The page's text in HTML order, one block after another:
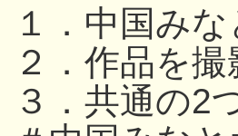
１．中国み
２．作品を撮
３．共通の2